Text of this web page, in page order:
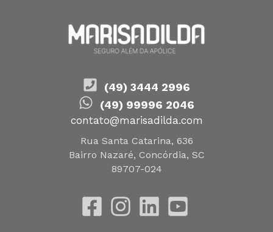
(49) 3444 2996
(49) 99996 2046
contato@marisadilda.com
Rua Santa Catarina, 636
Bairro Nazaré, Concórdia, SC
89707-024